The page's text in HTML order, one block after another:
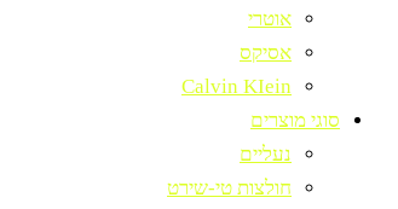
אוטרי
אסיקס
Calvin KIein
סוגי מוצרים
נעליים
חולצות טי-שירט